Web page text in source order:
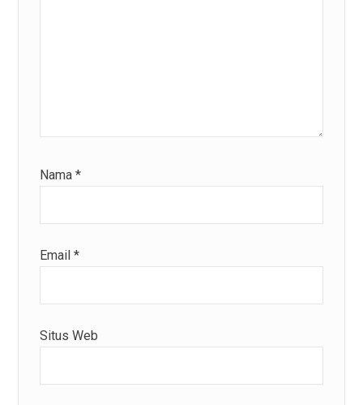
Nama*
Email*
Situs Web